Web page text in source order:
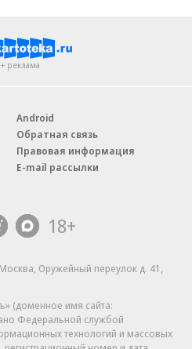
07.08.2026
ПАО ДОМ.РФ
реализовывать ESG-стратегию
реклама
Обратная связь
Правовая информация
E-mail рассылки